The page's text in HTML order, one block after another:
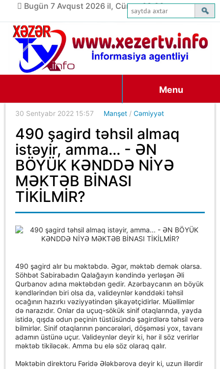
Bugün 7 Avqust 2026 il, Cümə, 08:26
Menu
30 Sentyabr 2022 15:57 Manşet /Cəmiyyət
490 şagird təhsil almaq
istəyir, amma... - ƏN
BÖYÜK KƏNDDƏ NİYƏ
MƏKTƏB BİNASI
TİKİLMİR?
490 şagird alır bu məktəbdə. Əgər, məktəb demək olarsa.
Söhbət Sabirabadın Qalağayın kəndində yerləşən Əli
Qurbanov adına məktəbdən gedir. Azərbaycanın ən böyük
kəndlərindən biri olsa da, valideynlər kənddəki təhsil
ocağının hazırkı vəziyyətindən şikayətçidirlər. Müəllimlər
də narazıdır. Onlar da uçuq-sökük sinif otaqlarında, yayda
istidə, qışda odun peçinin tüstüsündə şagirdlərə təhsil verə
bilmirlər. Sinif otaqlarının pəncərələri, döşəməsi yox, tavanı
adamın üstünə uçur. Valideynlər deyir ki, hər il söz verirlər
məktəb tikiləcək. Amma bu elə söz olaraq qalır.
Məktəbin direktoru Fəridə Ələkbərova deyir ki, uzun illərdir